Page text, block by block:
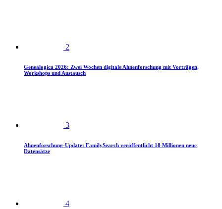
2
Genealogica 2026: Zwei Wochen digitale Ahnenforschung mit Vorträgen,
Workshops und Austausch
3
Ahnenforschung-Update: FamilySearch veröffentlicht 18 Millionen neue
Datensätze
4